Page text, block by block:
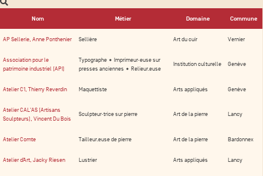
Nom Métier Domaine Commune
AP Sellerie, Anne Ponthenier Sellière Art du cuir Vernier
Association pour le
patrimoine industriel (API)
Typographe • Imprimeur·euse sur
presses anciennes • Relieur.euse
Institution culturelle Genève
Atelier C1, Thierry Reverdin Maquettiste Arts appliqués Genève
Atelier CAL'AS (Artisans
Sculpteurs), Vincent Du Bois
Sculpteur·trice sur pierre Art de la pierre Lancy
Atelier Comte Tailleur.euse de pierre Art de la pierre Bardonnex
Atelier d’Art, Jacky Riesen Lustrier Arts appliqués Lancy